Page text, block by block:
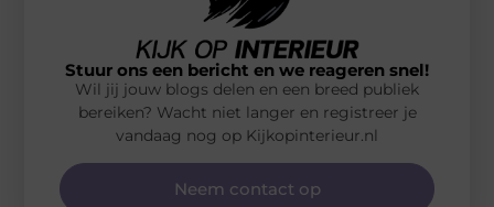
Stuur ons een bericht en we reageren snel!
Wil jij jouw blogs delen en een breed publiek
bereiken? Wacht niet langer en registreer je
vandaag nog op Kijkopinterieur.nl
Neem contact op